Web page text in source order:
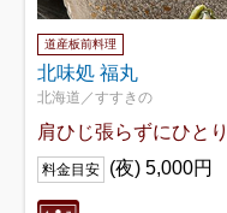
道産板前料理
北味処 福丸
北海道／すすきの
肩ひじ張らずにひと
料金目安 (夜) 5,000円